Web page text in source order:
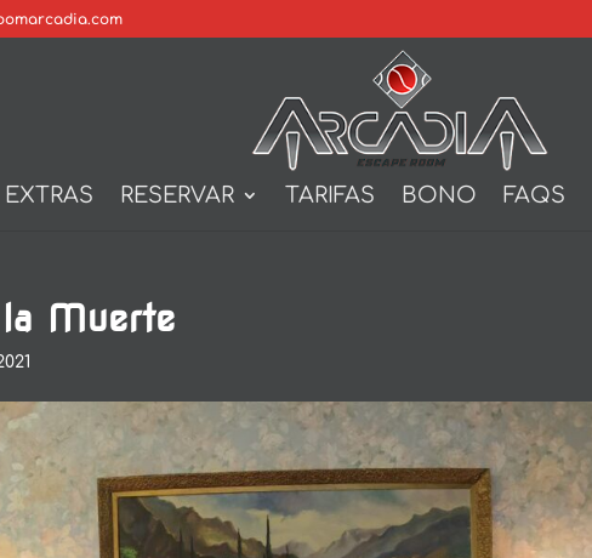
EXTRAS RESERVAR TARIFAS BONO FAQS
la Muerte